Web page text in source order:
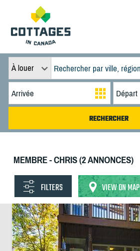
À louer
MEMBRE - CHRIS (2 ANNONCES)
FILTERS VIEW ON MAP